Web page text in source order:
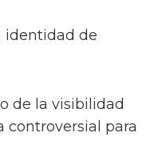
identidad de
de la visibilidad
controversial para